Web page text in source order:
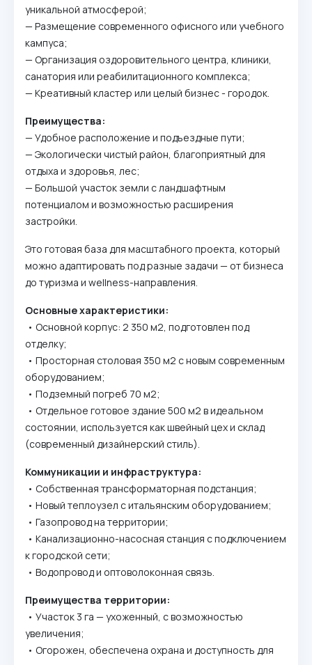
уникальной атмосферой;
— Размещение современного офисного или учебного
кампуса;
— Организация оздоровительного центра, клиники,
санатория или реабилитационного комплекса;
— Креативный кластер или целый бизнес - городок.
Преимущества:
— Удобное расположение и подъездные пути;
— Экологически чистый район, благоприятный для
отдыха и здоровья, лес;
— Большой участок земли с ландшафтным
потенциалом и возможностью расширения
застройки.
Это готовая база для масштабного проекта, который
можно адаптировать под разные задачи — от бизнеса
до туризма и wellness-направления.
Основные характеристики:
• Основной корпус: 2 350 м2, подготовлен под
отделку;
• Просторная столовая 350 м2 с новым современным
оборудованием;
• Подземный погреб 70 м2;
• Отдельное готовое здание 500 м2 в идеальном
состоянии, используется как швейный цех и склад
(современный дизайнерский стиль).
Коммуникации и инфраструктура:
• Собственная трансформаторная подстанция;
• Новый теплоузел с итальянским оборудованием;
• Газопровод на территории;
• Канализационно-насосная станция с подключением
к городской сети;
• Водопровод и оптоволоконная связь.
Преимущества территории:
• Участок 3 га — ухоженный, с возможностью
увеличения;
• Огорожен, обеспечена охрана и доступность для